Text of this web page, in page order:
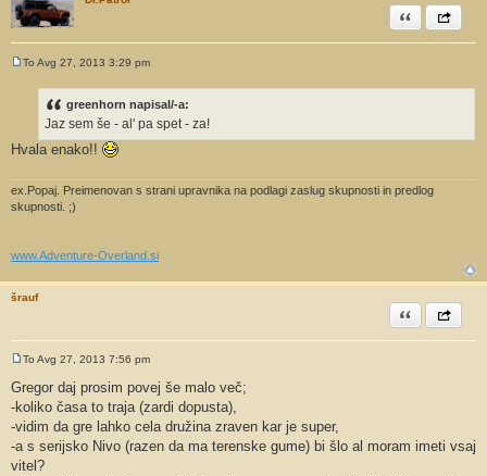
CitiramShare
r
To Avg 27, 2013 3:29 pm
greenhorn napisal/-a:
Jaz sem še - al' pa spet - za!
Hvala enako!!
ex.Popaj. Preimenovan s strani upravnika na podlagi zaslug skupnosti in predlog
skupnosti. ;)
www.Adventure-Overland.si
šrauf
CitiramShare
d
g
o
v
o
r
To Avg 27, 2013 7:56 pm
Gregor daj prosim povej še malo več;
-koliko časa to traja (zardi dopusta),
-vidim da gre lahko cela družina zraven kar je super,
-a s serijsko Nivo (razen da ma terenske gume) bi šlo al moram imeti vsaj
vitel?